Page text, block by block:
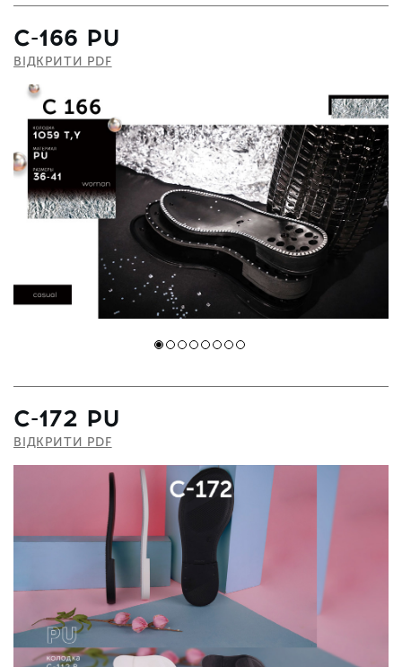
C-166 PU
ВІДКРИТИ PDF
С-172 PU
ВІДКРИТИ PDF